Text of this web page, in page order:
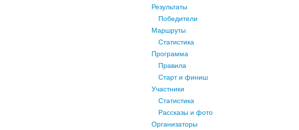
Результаты
Победители
Маршруты
Статистика
Программа
Правила
Старт и финиш
Участники
Статистика
Рассказы и фото
Организаторы